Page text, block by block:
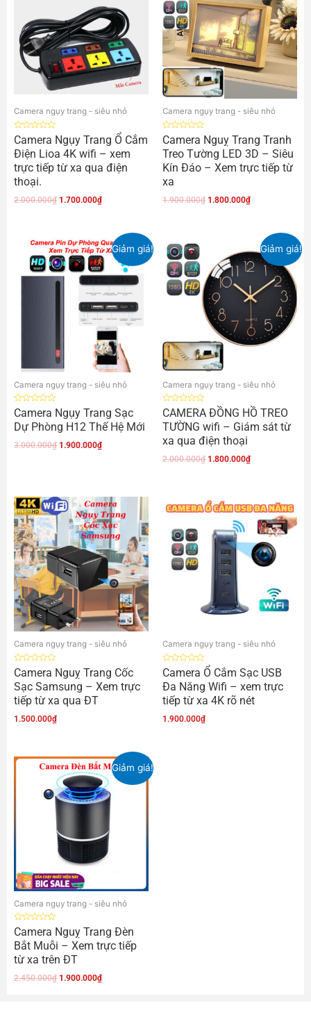
Camera ngụy trang - siêu nhỏ
Được
xếp
hạng
0
5
sao
Camera Ngụy Trang Ổ Cắm
Điện Lioa 4K wifi – xem
trực tiếp từ xa qua điện
thoại.
2.000.000₫ 1.700.000₫
Camera ngụy trang - siêu nhỏ
Được
xếp
hạng
0
5
Camera Nguỵ Trang Tranh
Treo Tường LED 3D – Siêu
Kín Đáo – Xem trực tiếp từ
xa
1.900.000₫ 1.800.000₫
Giảm giá!
Camera ngụy trang - siêu nhỏ
Được
xếp
hạng
0
5
sao
Camera Ngụy Trang Sạc
Dự Phòng H12 Thế Hệ Mới
3.000.000₫ 1.900.000₫
Giảm giá!
Camera ngụy trang - siêu nhỏ
Được
xếp
hạng
0
5
CAMERA ĐỒNG HỒ TREO
TƯỜNG wifi – Giám sát từ
xa qua điện thoại
2.000.000₫ 1.800.000₫
Camera ngụy trang - siêu nhỏ
Được
xếp
hạng
0
5
sao
Camera Nguỵ Trang Cốc
Sạc Samsung – Xem trực
tiếp từ xa qua ĐT
1.500.000₫
Camera ngụy trang - siêu nhỏ
Được
xếp
hạng
0
5
sao
Camera Ổ Cắm Sạc USB
Đa Năng Wifi – xem trực
tiếp từ xa 4K rõ nét
1.900.000₫
Giảm giá!
Camera ngụy trang - siêu nhỏ
Được
xếp
hạng
0
5
Camera Nguỵ Trang Đèn
Bắt Muỗi – Xem trực tiếp
từ xa trên ĐT
2.450.000₫ 1.900.000₫